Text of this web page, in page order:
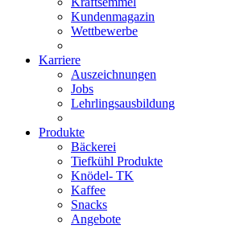
Kundenmagazin
Wettbewerbe
Karriere
Auszeichnungen
Jobs
Lehrlingsausbildung
Produkte
Bäckerei
Tiefkühl Produkte
Knödel- TK
Kaffee
Snacks
Angebote